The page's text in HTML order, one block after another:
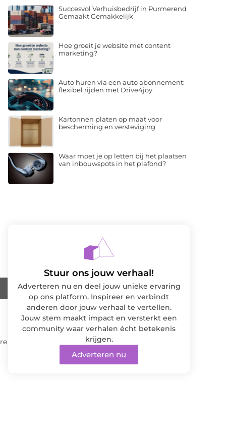
Succesvol Verhuisbedrijf in Purmerend
Gemaakt Gemakkelijk
Hoe groeit je website met content
marketing?
Auto huren via een auto abonnement:
flexibel rijden met Drive4joy
Kartonnen platen op maat voor
bescherming en versteviging
Waar moet je op letten bij het plaatsen
van inbouwspots in het plafond?
Stuur ons jouw verhaal!
Adverteren nu en deel jouw unieke ervaring
op ons platform. Inspireer en verbindt
anderen door jouw verhaal te vertellen.
Jouw stem maakt impact en versterkt een
community waar verhalen écht betekenis
krijgen.
Adverteren nu